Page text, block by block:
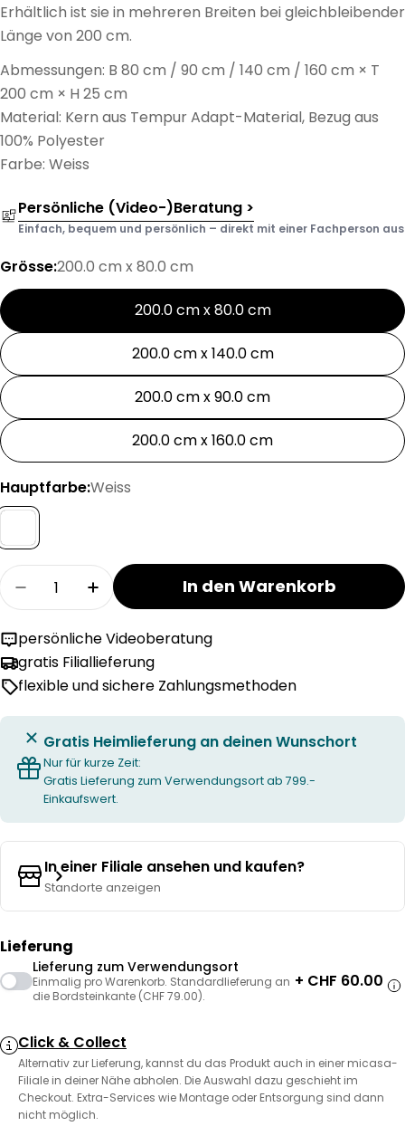
Erhältlich ist sie in mehreren Breiten bei gleichbleibender
Länge von 200 cm.
Abmessungen: B 80 cm / 90 cm / 140 cm / 160 cm × T
200 cm × H 25 cm
Material: Kern aus Tempur Adapt-Material, Bezug aus
100% Polyester
Farbe: Weiss
Persönliche (Video-)Beratung >
Einfach, bequem und persönlich – direkt mit einer Fachperson aus
Grösse:200.0 cm x 80.0 cm
200.0 cm x 80.0 cm
200.0 cm x 140.0 cm
200.0 cm x 90.0 cm
200.0 cm x 160.0 cm
Hauptfarbe:Weiss
Menge
Menge für TEMPUR FORM PLUS firm Matratze
Menge für TEMPUR FORM PLUS firm
In den Warenkorb
persönliche Videoberatung
gratis Filiallieferung
flexible und sichere Zahlungsmethoden
Gratis Heimlieferung an deinen Wunschort
Nur für kurze Zeit:
Gratis Lieferung zum Verwendungsort ab 799.-
Einkaufswert.
In einer Filiale ansehen und kaufen?
Standorte anzeigen
Lieferung
Lieferung zum Verwendungsort
Einmalig pro Warenkorb. Standardlieferung an
die Bordsteinkante (CHF 79.00).
+ CHF 60.00
Click & Collect
Alternativ zur Lieferung, kannst du das Produkt auch in einer micasa-
Filiale in deiner Nähe abholen. Die Auswahl dazu geschieht im
Checkout. Extra-Services wie Montage oder Entsorgung sind dann
nicht möglich.